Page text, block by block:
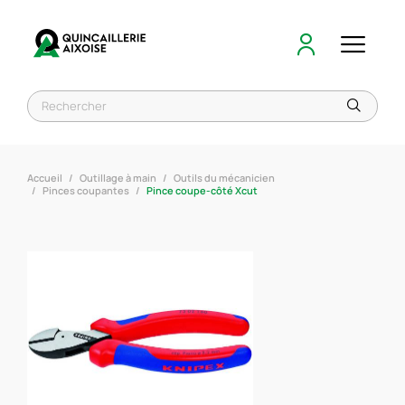
Accueil Outillage à main
Outils du mécanicien
Pinces coupantes
Pince coupe-côté Xcut